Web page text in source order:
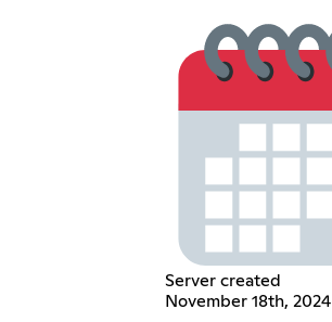
Server created
November 18th, 2024